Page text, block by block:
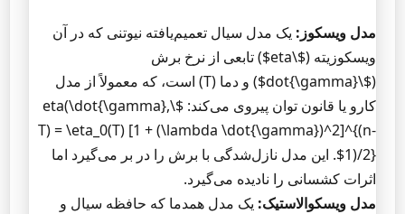
مدل ویسکوز: یک مدل سیال تعمیم‌یافته نیوتنی که در آن
ویسکوزیته ($\eta$) تابعی از نرخ برش
($\dot{\gamma}$) و دما (T) است، که معمولاً از مدل
کارو یا قانون توان پیروی می‌کند: $\eta(\dot{\gamma},
T) = \eta_0(T) [1 + (\lambda \dot{\gamma})^2]^{(n-
1)/2}$. این مدل نازل‌شدگی با برش را در بر می‌گیرد اما
اثرات کشسانی را نادیده می‌گیرد.
مدل ویسکوالاستیک: یک مدل همدما که حافظه سیال و